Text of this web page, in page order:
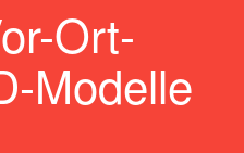
Ort-
Modelle